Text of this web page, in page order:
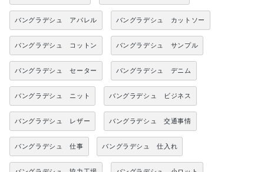
バングラデシュ アパレル バングラデシュ カットソー
バングラデシュ コットン バングラデシュ サンプル
バングラデシュ セーター バングラデシュ デニム
バングラデシュ ニット バングラデシュ ビジネス
バングラデシュ レザー バングラデシュ 交通事情
バングラデシュ 仕事 バングラデシュ 仕入れ